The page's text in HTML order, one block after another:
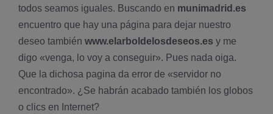
todos seamos iguales. Buscando en munimadrid.es
encuentro que hay una página para dejar nuestro
deseo también www.elarboldelosdeseos.es y me
digo «venga, lo voy a conseguir». Pues nada oiga.
Que la dichosa pagina da error de «servidor no
encontrado». ¿Se habrán acabado también los globos
o clics en Internet?